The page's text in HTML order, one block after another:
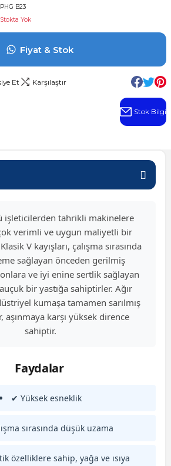
PHG B23
Stokta Yok
Fiyat & Stok
Et Karşılaştır
Stok Bilgi
işleticilerden tahrikli makinelere
verimli ve uygun maliyetli bir
V kayışları, çalışma sırasında
sağlayan önceden gerilmiş
ve iyi enine sertlik sağlayan
bir yastığa sahiptirler. Ağır
kumaşa tamamen sarılmış
aşınmaya karşı yüksek dirence
sahiptir.
Faydalar
✔ Yüksek esneklik
sırasında düşük uzama
özelliklere sahip, yağa ve ısıya